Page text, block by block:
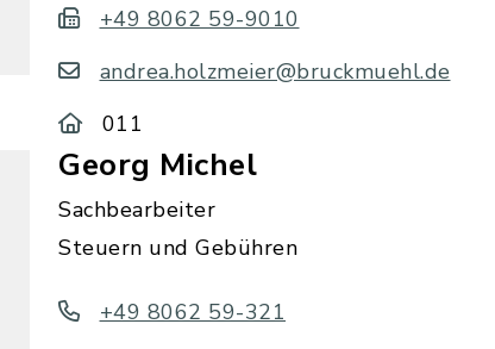
+49 8062 59-9010
andrea.holzmeier@bruckmuehl.de
011
Georg Michel
Sachbearbeiter
Steuern und Gebühren
+49 8062 59-321